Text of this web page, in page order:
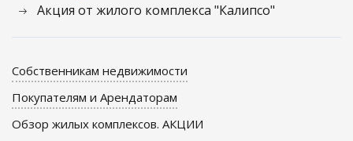
Акция от жилого комплекса "Калипсо"
Собственникам недвижимости
Покупателям и Арендаторам
Обзор жилых комплексов. АКЦИИ